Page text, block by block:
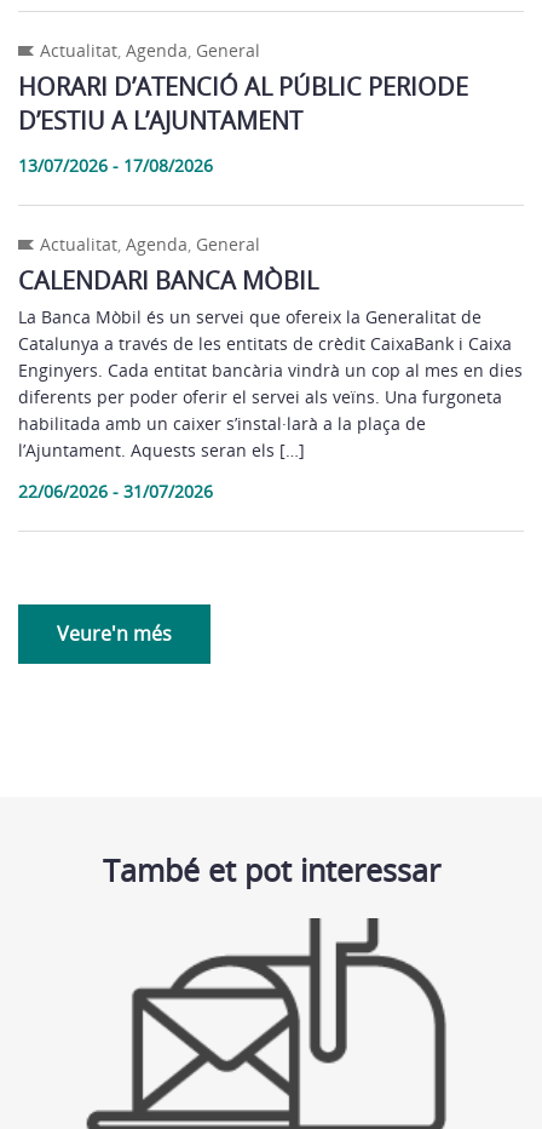
Actualitat, Agenda, General
HORARI D’ATENCIÓ AL PÚBLIC PERIODE
D’ESTIU A L’AJUNTAMENT
13/07/2026 - 17/08/2026
Actualitat, Agenda, General
CALENDARI BANCA MÒBIL
La Banca Mòbil és un servei que ofereix la Generalitat de
Catalunya a través de les entitats de crèdit CaixaBank i Caixa
Enginyers. Cada entitat bancària vindrà un cop al mes en dies
diferents per poder oferir el servei als veïns. Una furgoneta
habilitada amb un caixer s’instal·larà a la plaça de
l’Ajuntament. Aquests seran els […]
22/06/2026 - 31/07/2026
Veure'n més
També et pot interessar